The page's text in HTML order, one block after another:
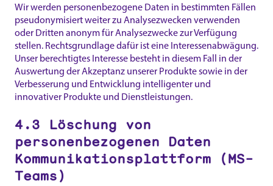
Wir werden personenbezogene Daten in bestimmten Fällen
pseudonymisiert weiter zu Analysezwecken verwenden
oder Dritten anonym für Analysezwecke zur Verfügung
stellen. Rechtsgrundlage dafür ist eine Interessenabwägung.
Unser berechtigtes Interesse besteht in diesem Fall in der
Auswertung der Akzeptanz unserer Produkte sowie in der
Verbesserung und Entwicklung intelligenter und
innovativer Produkte und Dienstleistungen.
4.3 Löschung von
personenbezogenen Daten
Kommunikationsplattform (MS-
Teams)